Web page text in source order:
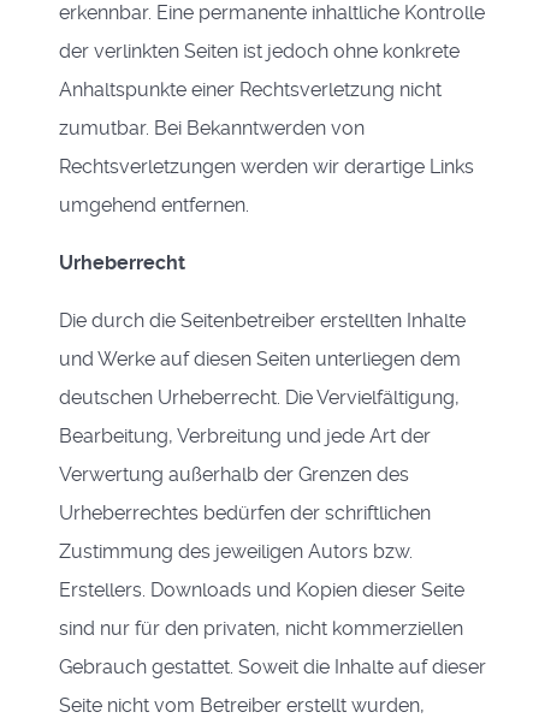
erkennbar. Eine permanente inhaltliche Kontrolle
der verlinkten Seiten ist jedoch ohne konkrete
Anhaltspunkte einer Rechtsverletzung nicht
zumutbar. Bei Bekanntwerden von
Rechtsverletzungen werden wir derartige Links
umgehend entfernen.
Urheberrecht
Die durch die Seitenbetreiber erstellten Inhalte
und Werke auf diesen Seiten unterliegen dem
deutschen Urheberrecht. Die Vervielfältigung,
Bearbeitung, Verbreitung und jede Art der
Verwertung außerhalb der Grenzen des
Urheberrechtes bedürfen der schriftlichen
Zustimmung des jeweiligen Autors bzw.
Erstellers. Downloads und Kopien dieser Seite
sind nur für den privaten, nicht kommerziellen
Gebrauch gestattet. Soweit die Inhalte auf dieser
Seite nicht vom Betreiber erstellt wurden,